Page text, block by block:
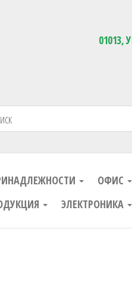
01013,
ОФИС
ЭЛЕКТРОНИКА